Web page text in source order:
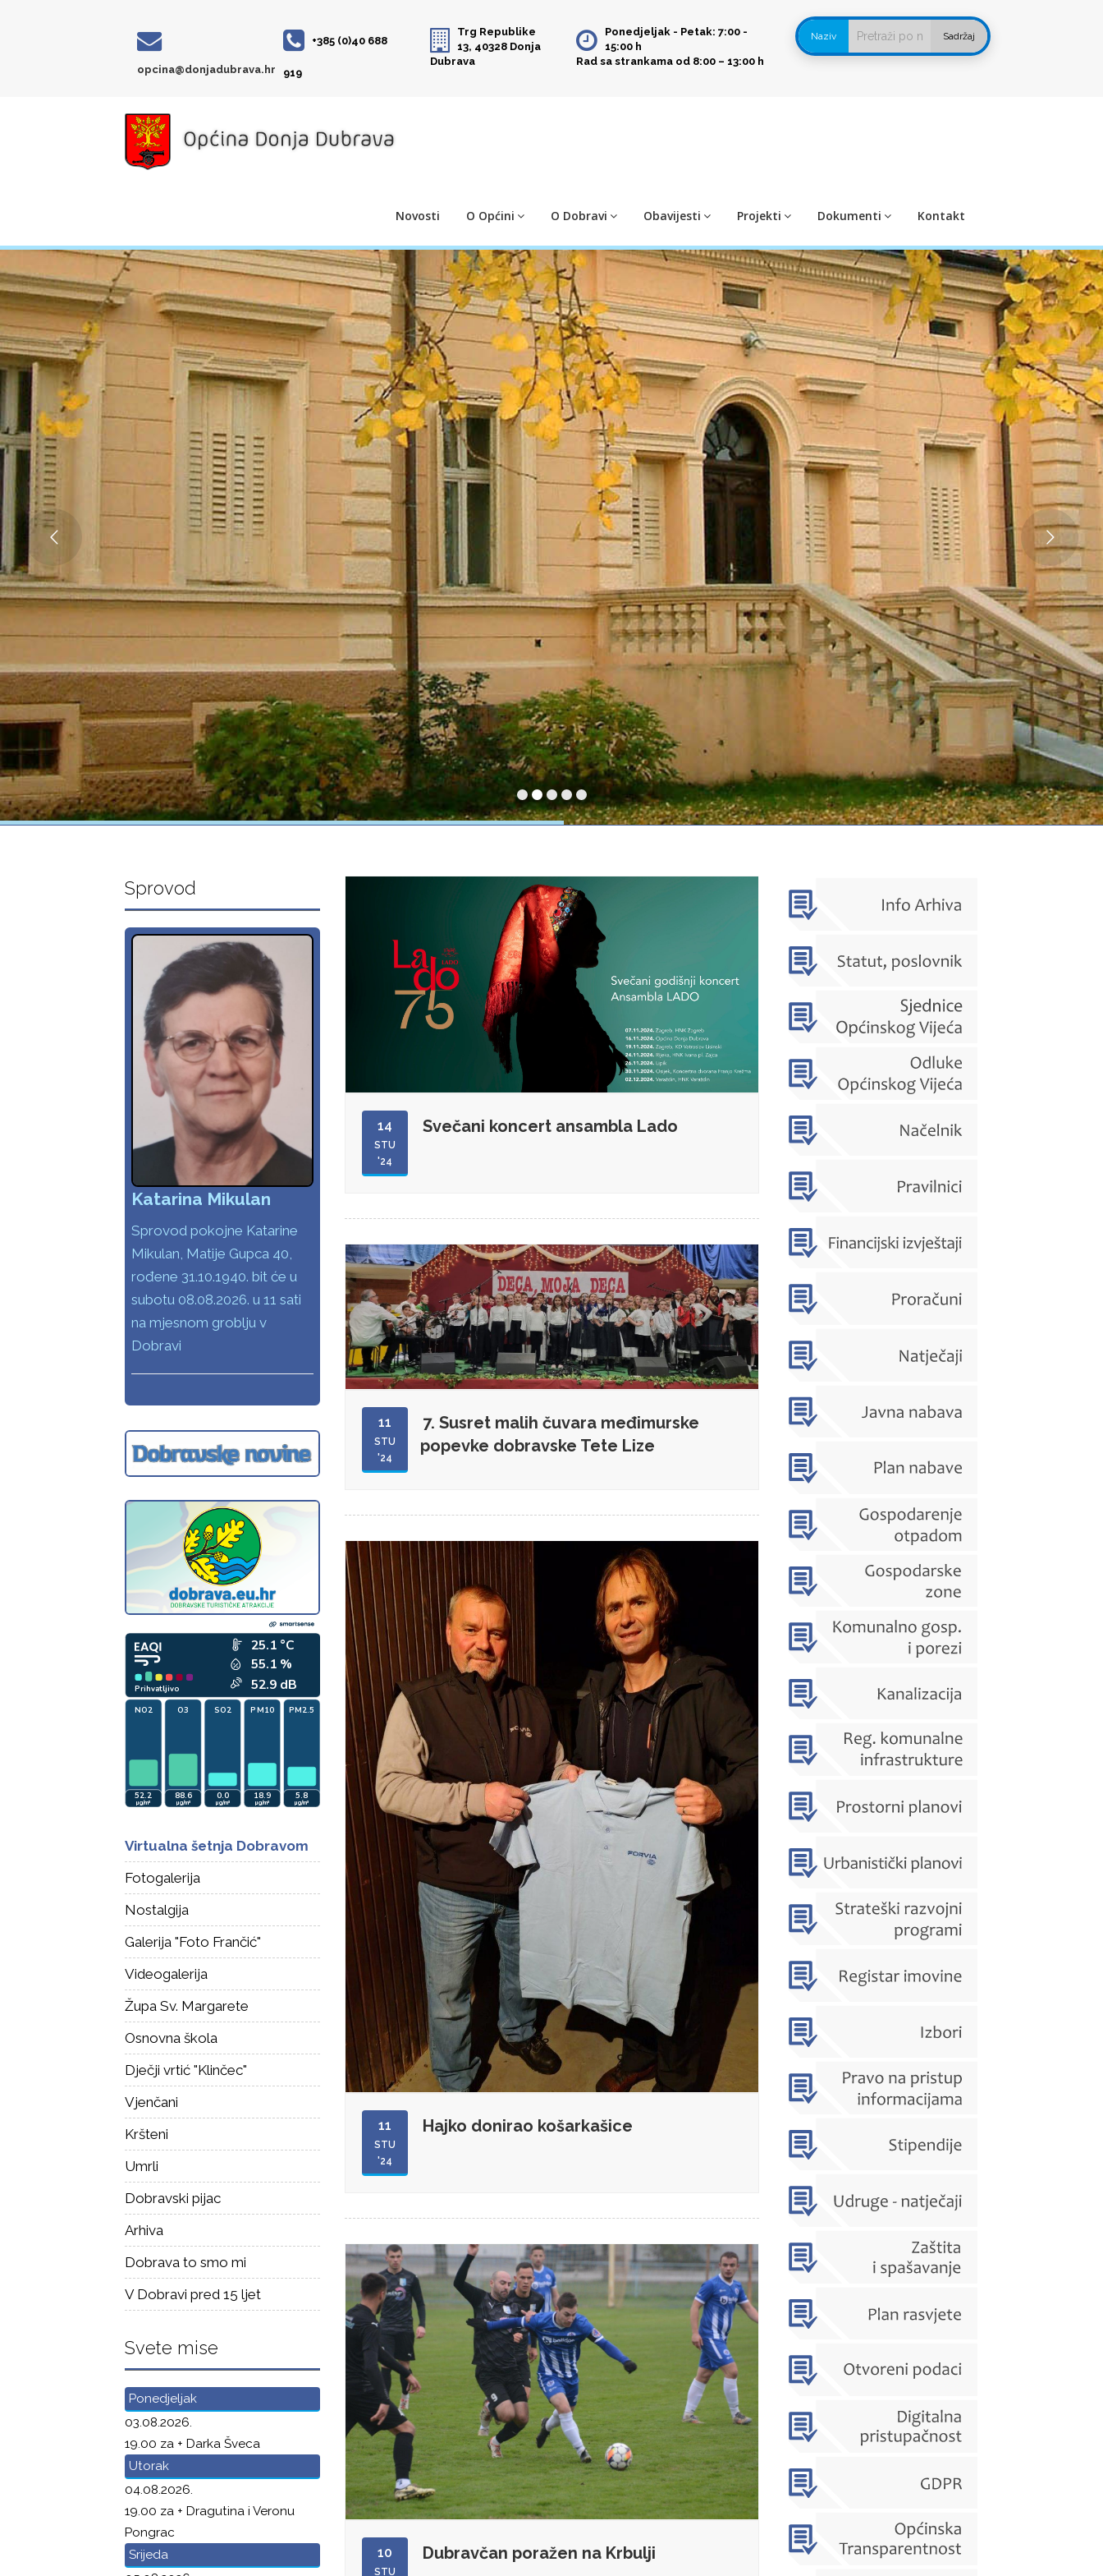
opcina@donjadubrava.hr
+385 (0)40 688
919
Trg Republike
13, 40328 Donja
Dubrava
Ponedjeljak - Petak: 7:00 -
15:00 h
Rad sa strankama od 8:00 – 13:00 h
Naziv Sadržaj
Novosti O Općini O Dobravi Obavijesti Projekti Dokumenti Kontakt
Sprovod
Katarina Mikulan
Sprovod pokojne Katarine
Mikulan, Matije Gupca 40,
rođene 31.10.1940. bit će u
subotu 08.08.2026. u 11 sati
na mjesnom groblju v
Dobravi
Virtualna šetnja Dobravom
Fotogalerija
Nostalgija
Galerija "Foto Frančić"
Videogalerija
Župa Sv. Margarete
Osnovna škola
Dječji vrtić "Klinčec"
Vjenčani
Kršteni
Umrli
Dobravski pijac
Arhiva
Dobrava to smo mi
V Dobravi pred 15 ljet
Svete mise
Ponedjeljak
03.08.2026.
19.00 za + Darka Šveca
Utorak
04.08.2026.
19.00 za + Dragutina i Veronu
Pongrac
Srijeda
14
STU
'24
Svečani koncert ansambla Lado
11
STU
'24
7. Susret malih čuvara međimurske
popevke dobravske Tete Lize
11
STU
'24
Hajko donirao košarkašice
10
STU
Dubravčan poražen na Krbulji